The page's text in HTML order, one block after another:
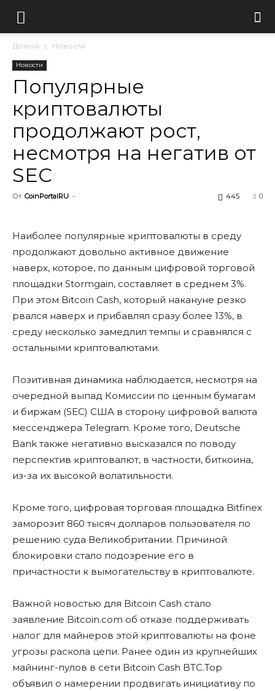
Домой Новости
Новости
Популярные
криптовалюты
продолжают рост,
несмотря на негатив от
SEC
От CoinPortalRU - 0
445
Наиболее популярные криптовалюты в среду
продолжают довольно активное движение
наверх, которое, по данным цифровой торговой
площадки Stormgain, составляет в среднем 3%.
При этом Bitcoin Cash, который накануне резко
рвался наверх и прибавлял сразу более 13%, в
среду несколько замедлил темпы и сравнялся с
остальными криптовалютами.
Позитивная динамика наблюдается, несмотря на
очередной выпад Комиссии по ценным бумагам
и биржам (SEC) США в сторону цифровой валюта
мессенджера Telegram. Кроме того, Deutsche
Bank также негативно высказался по поводу
перспектив криптовалют, в частности, биткоина,
из-за их высокой волатильности.
Кроме того, цифровая торговая площадка Bitfinex
заморозит 860 тысяч долларов пользователя по
решению суда Великобритании. Причиной
блокировки стало подозрение его в
причастности к вымогательству в криптовалюте.
Важной новостью для Bitcoin Cash стало
заявление Bitcoin.com об отказе поддерживать
налог для майнеров этой криптовалюты на фоне
угрозы раскола цепи. Ранее один из крупнейших
майнинг-пулов в сети Bitcoin Cash BTC.Top
объявил о намерении продвигать инициативу по